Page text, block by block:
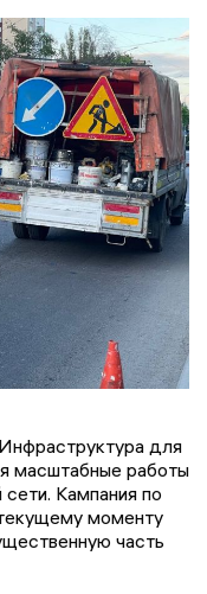
для
масштабные работы
Кампания по
моменту
часть